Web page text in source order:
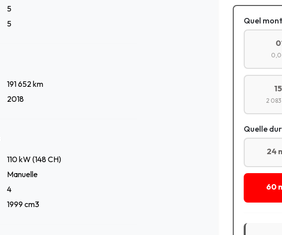
5
5
191 652 km
2018
110 kW (148 CH)
Manuelle
4
1999 cm3
Quel
2
Quelle
24
60